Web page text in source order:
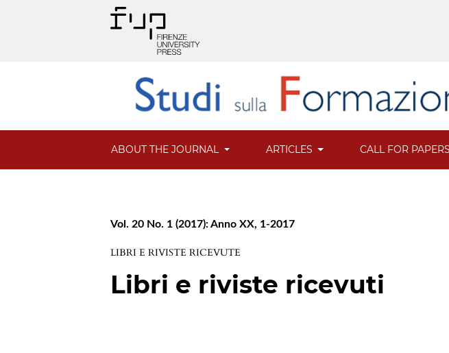
ABOUT THE JOURNAL ARTICLES CALL FOR PAPERS
Vol. 20 No. 1 (2017): Anno XX, 1-2017
LIBRI E RIVISTE RICEVUTE
Libri e riviste ricevuti